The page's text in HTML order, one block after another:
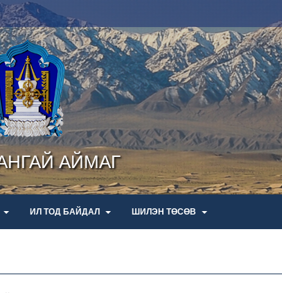
АЙМАГ
ИЛ ТОД БАЙДАЛ ШИЛЭН ТӨСӨВ